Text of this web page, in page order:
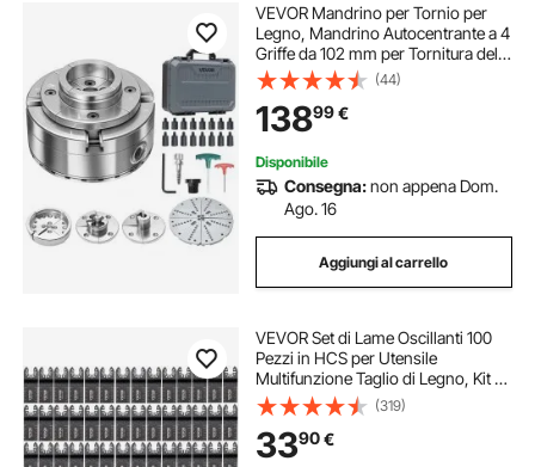
VEVOR Mandrino per Tornio per
Legno, Mandrino Autocentrante a 4
Griffe da 102 mm per Tornitura del
Legno con Adattatore da 1 pollice x
8 TPI, 5 Griffe, Valigetta per
Trasporto, Set di Mandrini
(44)
13899€
Disponibile
Consegna:non appena Dom.
Ago. 16
Aggiungi al carrello
VEVOR Set di Lame Oscillanti 100
Pezzi in HCS per Utensile
Multifunzione Taglio di Legno, Kit di
Lame Multifunzione Totale 100 Pezzi
Sostituibili per Taglio Plastica Legno
con Scala
(319)
3390€